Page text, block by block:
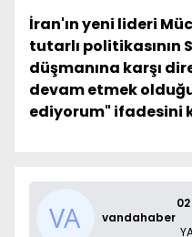
İran'ın yeni lideri
tutarlı politikasının
düşmanına karşı
devam etmek
ediyorum" ifadesini
vandahaber